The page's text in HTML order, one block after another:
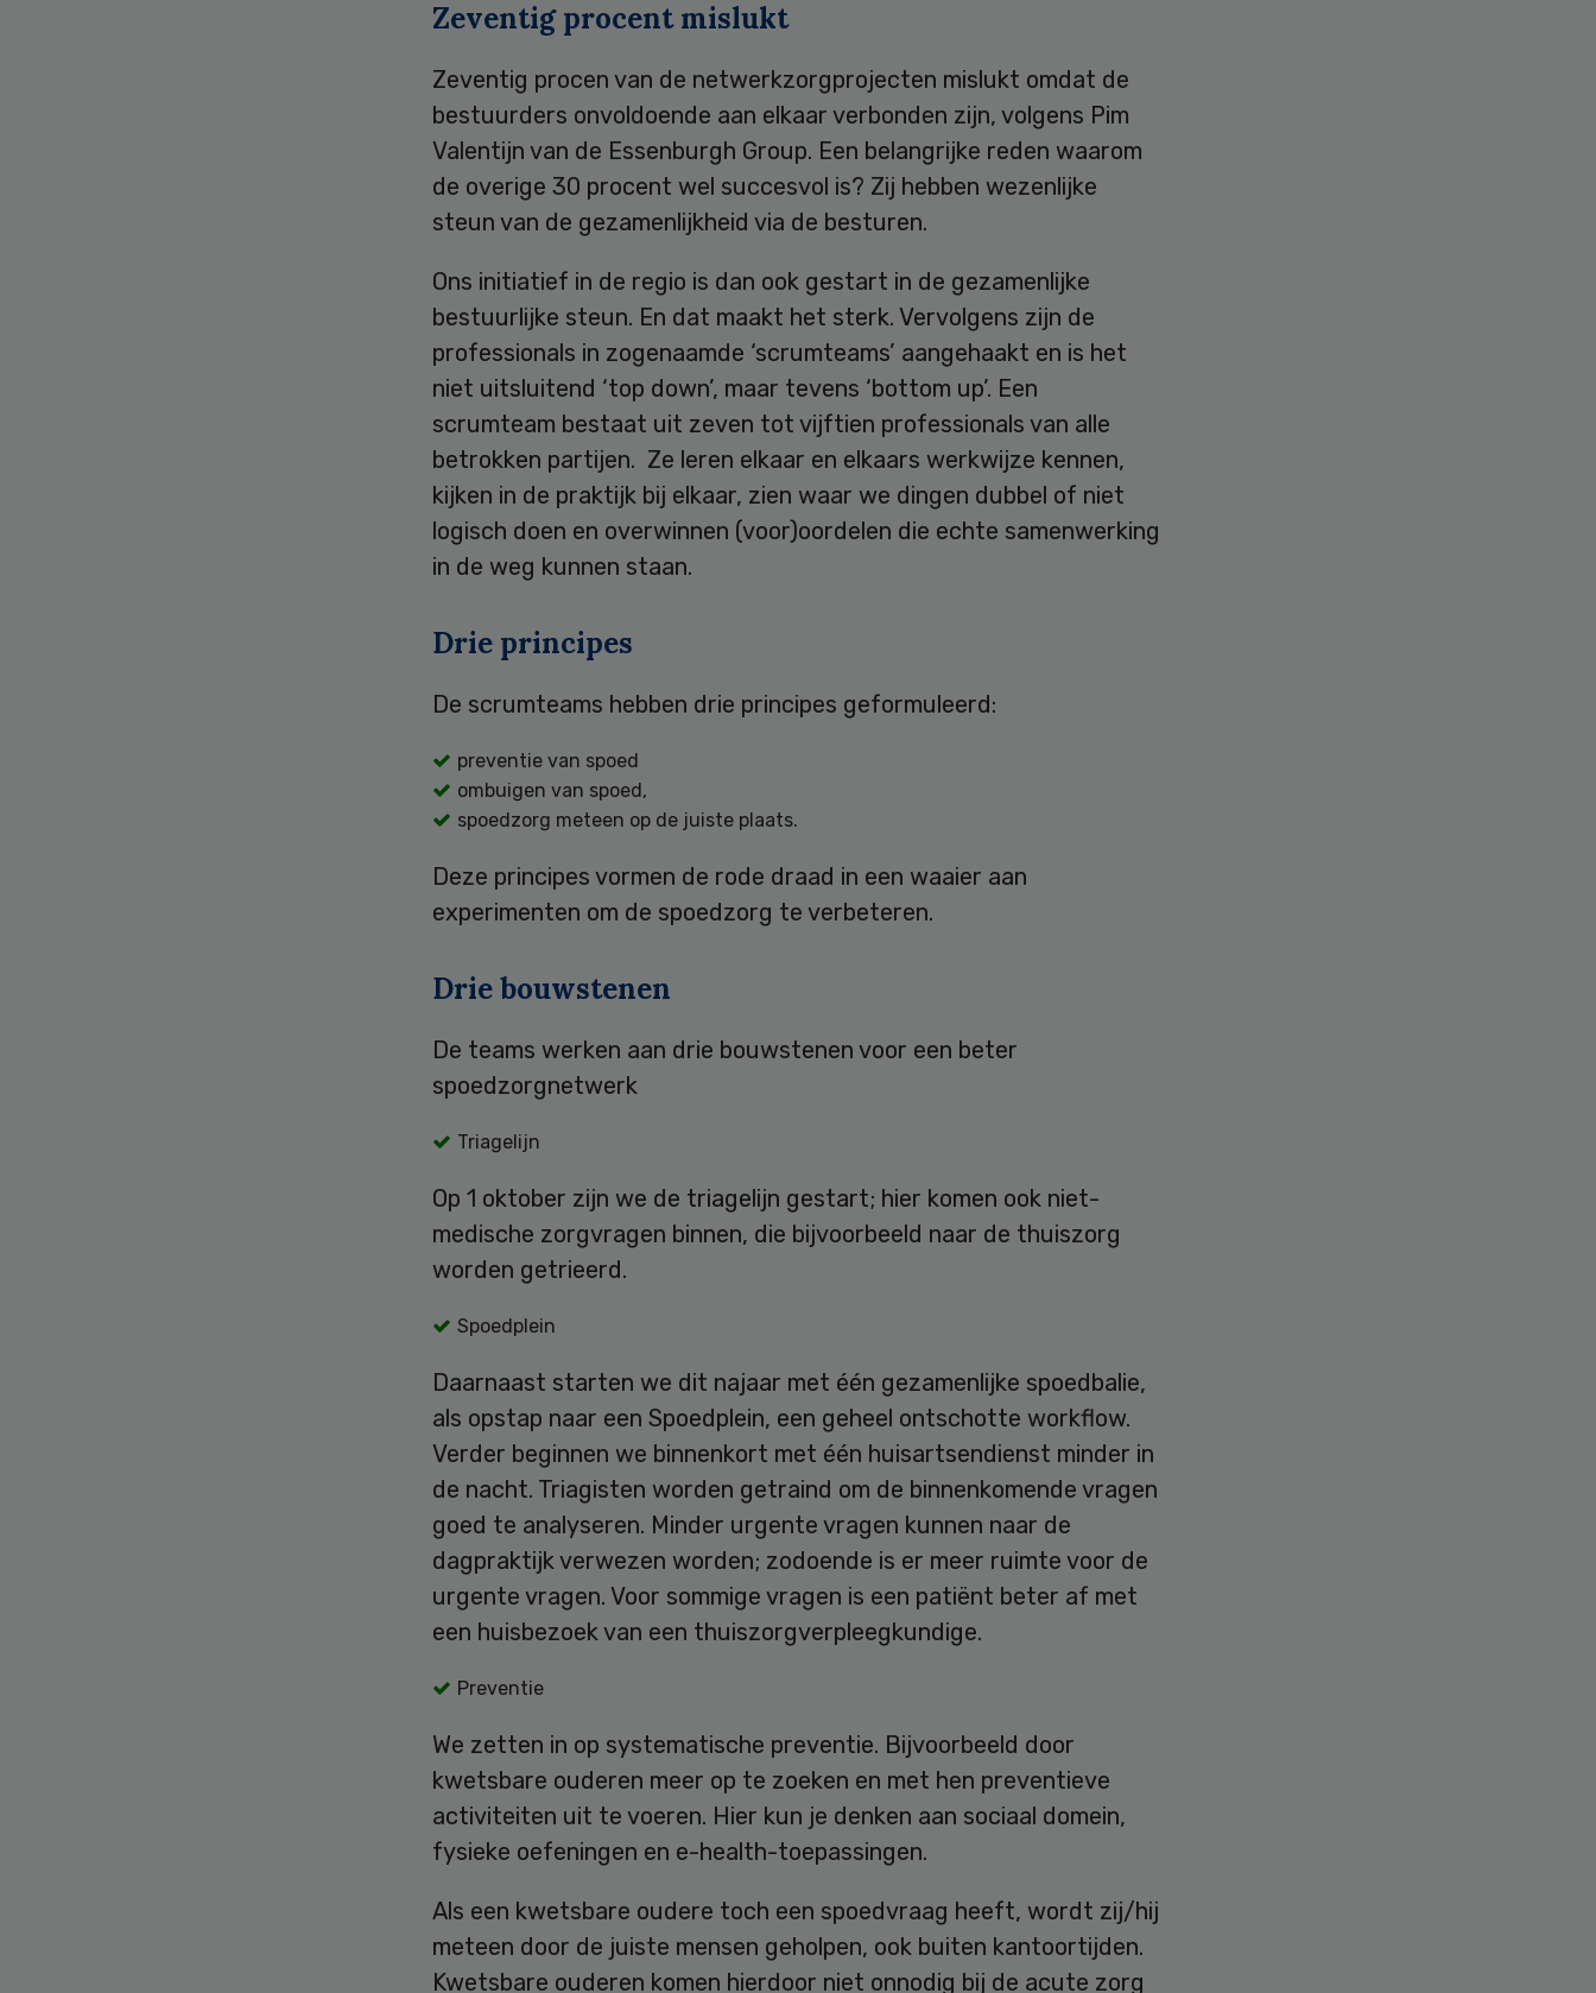
Zeventig procent mislukt
Zeventig procen van de netwerkzorgprojecten mislukt omdat de
bestuurders onvoldoende aan elkaar verbonden zijn, volgens Pim
Valentijn van de Essenburgh Group. Een belangrijke reden waarom
de overige 30 procent wel succesvol is? Zij hebben wezenlijke
steun van de gezamenlijkheid via de besturen.
Ons initiatief in de regio is dan ook gestart in de gezamenlijke
bestuurlijke steun. En dat maakt het sterk. Vervolgens zijn de
professionals in zogenaamde ‘scrumteams’ aangehaakt en is het
niet uitsluitend ‘top down’, maar tevens ‘bottom up’. Een
scrumteam bestaat uit zeven tot vijftien professionals van alle
betrokken partijen. Ze leren elkaar en elkaars werkwijze kennen,
kijken in de praktijk bij elkaar, zien waar we dingen dubbel of niet
logisch doen en overwinnen (voor)oordelen die echte samenwerking
in de weg kunnen staan.
Drie principes
De scrumteams hebben drie principes geformuleerd:
preventie van spoed
ombuigen van spoed,
spoedzorg meteen op de juiste plaats.
Deze principes vormen de rode draad in een waaier aan
experimenten om de spoedzorg te verbeteren.
Drie bouwstenen
De teams werken aan drie bouwstenen voor een beter
spoedzorgnetwerk
Triagelijn
Op 1 oktober zijn we de triagelijn gestart; hier komen ook niet-
medische zorgvragen binnen, die bijvoorbeeld naar de thuiszorg
worden getrieerd.
Spoedplein
Daarnaast starten we dit najaar met één gezamenlijke spoedbalie,
als opstap naar een Spoedplein, een geheel ontschotte workflow.
Verder beginnen we binnenkort met één huisartsendienst minder in
de nacht. Triagisten worden getraind om de binnenkomende vragen
goed te analyseren. Minder urgente vragen kunnen naar de
dagpraktijk verwezen worden; zodoende is er meer ruimte voor de
urgente vragen. Voor sommige vragen is een patiënt beter af met
een huisbezoek van een thuiszorgverpleegkundige.
Preventie
We zetten in op systematische preventie. Bijvoorbeeld door
kwetsbare ouderen meer op te zoeken en met hen preventieve
activiteiten uit te voeren. Hier kun je denken aan sociaal domein,
fysieke oefeningen en e-health-toepassingen.
Als een kwetsbare oudere toch een spoedvraag heeft, wordt zij/hij
meteen door de juiste mensen geholpen, ook buiten kantoortijden.
Kwetsbare ouderen komen hierdoor niet onnodig bij de acute zorg